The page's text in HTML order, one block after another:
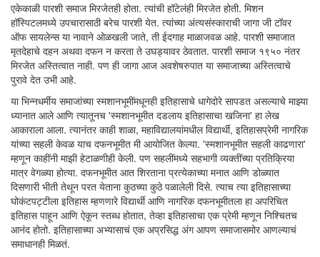
एकेकाळी पारशी समाज मिरजेतही होता. त्यांची हॉटेलंही मिरजेत होती. मिशन
हॉस्पिटलमध्ये उपचारासाठी बरेच पारशी येत. त्यांच्या अंत्यसंस्काराची जागा जी टॉवर
ऑफ सायलेन्स या नावाने ओळखली जाते, ती ईदगाह माळाजवळ आहे. पारशी समाजात
मृतदेहाचे दहन अथवा दफन न करता ते उघड्यावर ठेवतात. पारशी समाज १९५० नंतर
मिरजेत अस्तित्वात नाही. पण ही जागा आज अवशेषरुपात या समाजाच्या अस्तित्वाचे
पुरावे देत उभी आहे.
या भिन्नधर्मीय समाजांच्या स्मशानभूमींमधूनही इतिहासाचे धागेदोरे सापडत असल्याचे माझ्या
ध्यानात आले आणि त्यातूनच 'स्मशानभूमीत दडलाय इतिहासाचा खजिना' हा लेख
आकाराला आला. त्यानंतर काही शाळा, महाविद्यालयांमधील विद्यार्थी, इतिहासप्रेमी नागरिक
यांच्या सहली केवळ याच दफनभूमीत मी आयोजित केल्या. 'स्मशानभूमीत सहली काढणारा'
म्हणून काहींनी माझी हेटाळणीही केली. पण सहलींमध्ये सहभागी व्यक्तींच्या प्रतिक्रिया
मात्र वेगळ्या होत्या. दफनभूमीत आत शिरताना प्रत्येकाच्या मनात आणि डोळ्यात
दिसणारी भीती तेथून परत येताना कुठच्या कुठे पळालेली दिसे. त्याच त्या इतिहासाच्या
घोकंटपट्टीला इतिहास म्हणणारे विद्यार्थी आणि नागरिक दफनभूमीतला हा अपरिचित
इतिहास पाहून आणि ऐकून स्तब्ध होतात, तेव्हा इतिहासाचा एक प्रेमी म्हणून निश्चितच
आनंद होतो. इतिहासाच्या अभ्यासाचं एक अप्रसिद्ध अंग आपण समाजासमोर आणल्याचं
समाधानही मिळतं.